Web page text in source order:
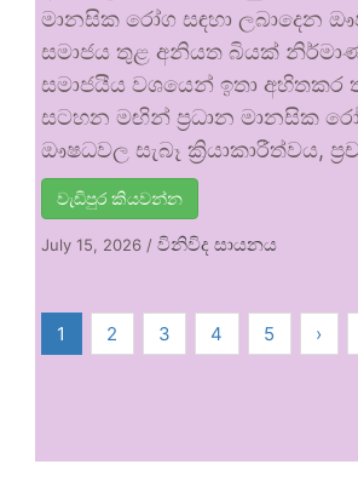
මානසික රෝග සඳහා ලබාදෙන
සමාජය තුළ අනියත බියක්
සමාජයීය වශයෙන් ඉතා අහිතකර
සටහන මඟින් ප්‍රධාන මානසික
ඖෂධවල සැබෑ ක්‍රියාකාරීත්වය,
වැඩිපුර කියවන්න
July 15, 2026 /විනිවිද සායනය
1 2 3 4 5 ›